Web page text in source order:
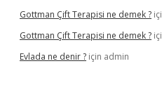
Gottman Çift Terapisi ne demek ?
Gottman Çift Terapisi ne demek ?
Evlada ne denir ? için admin